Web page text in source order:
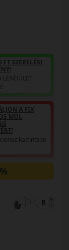
FT SZERELÉSI
LENDÜLET
A FIX
MOL
kattintson